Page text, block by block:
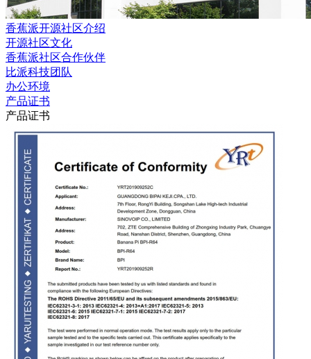
香蕉派开源社区介绍
开源社区文化
香蕉派社区合作伙伴
比派科技团队
办公环境
产品证书
产品证书